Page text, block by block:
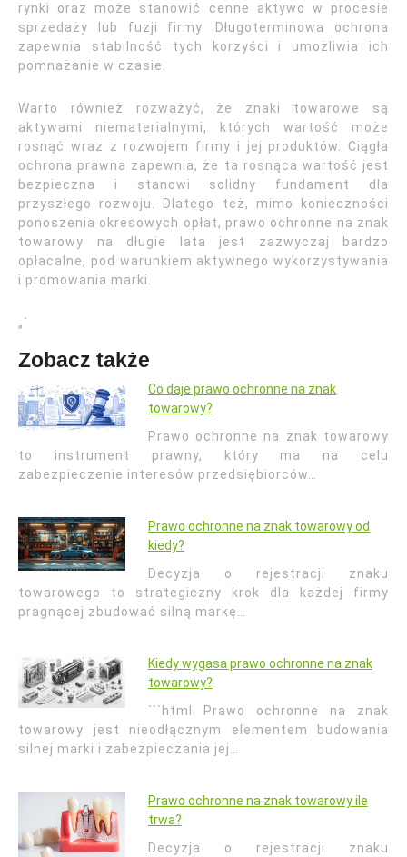
rynki oraz może stanowić cenne aktywo w procesie
sprzedaży lub fuzji firmy. Długoterminowa ochrona
zapewnia stabilność tych korzyści i umożliwia ich
pomnażanie w czasie.
Warto również rozważyć, że znaki towarowe są
aktywami niematerialnymi, których wartość może
rosnąć wraz z rozwojem firmy i jej produktów. Ciągła
ochrona prawna zapewnia, że ta rosnąca wartość jest
bezpieczna i stanowi solidny fundament dla
przyszłego rozwoju. Dlatego też, mimo konieczności
ponoszenia okresowych opłat, prawo ochronne na znak
towarowy na długie lata jest zazwyczaj bardzo
opłacalne, pod warunkiem aktywnego wykorzystywania
i promowania marki.
„`
Zobacz także
Co daje prawo ochronne na znak
towarowy?
Prawo ochronne na znak towarowy
to instrument prawny, który ma na celu
zabezpieczenie interesów przedsiębiorców…
Prawo ochronne na znak towarowy od
kiedy?
Decyzja o rejestracji znaku
towarowego to strategiczny krok dla każdej firmy
pragnącej zbudować silną markę…
Kiedy wygasa prawo ochronne na znak
towarowy?
```html Prawo ochronne na znak
towarowy jest nieodłącznym elementem budowania
silnej marki i zabezpieczania jej…
Prawo ochronne na znak towarowy ile
trwa?
Decyzja o rejestracji znaku